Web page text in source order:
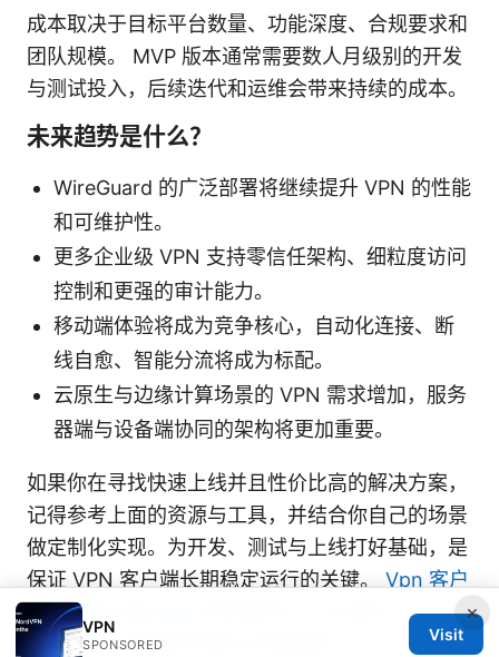
成本取决于目标平台数量、功能深度、合规要求和
团队规模。 MVP 版本通常需要数人月级别的开发
与测试投入，后续迭代和运维会带来持续的成本。
未来趋势是什么？
WireGuard 的广泛部署将继续提升 VPN 的性能
和可维护性。
更多企业级 VPN 支持零信任架构、细粒度访问
控制和更强的审计能力。
移动端体验将成为竞争核心，自动化连接、断
线自愈、智能分流将成为标配。
云原生与边缘计算场景的 VPN 需求增加，服务
器端与设备端协同的架构将更加重要。
如果你在寻找快速上线并且性价比高的解决方案，
记得参考上面的资源与工具，并结合你自己的场景
做定制化实现。为开发、测试与上线打好基础，是
保证 VPN 客户端长期稳定运行的关键。 Vpn 客户
端无法成功验证 ip 转发表修改。无法建立 vpn 连
接。VPN 设置错误排查与修复指南
×
VPN
SPONSORED
Visit